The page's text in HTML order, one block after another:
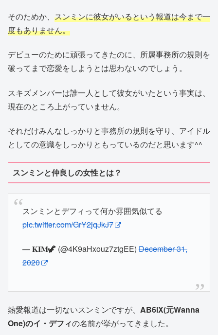
そのためか、 スンミンに彼女がいるという報道は今まで一
度もありません。
デビューのために頑張ってきたのに、所属事務所の規則を
破ってまで恋愛をしようとは思わないのでしょう。
スキズメンバーは誰一人として彼女がいたという事実は、
現在のところ上がっていません。
それだけみんなしっかりと事務所の規則を守り、アイドル
としての意識をしっかりともっているのだと思います^^
スンミンと仲良しの女性とは？
スンミンとデフィって何か雰囲気似てる
pic.twitter.com/GrY2jqJkJ7
— 𝐊𝐈𝐌🦖 (@4K9aHxouz7ztgEE)December 31,
2020
熱愛報道は一切ないスンミンですが、 AB6IX(元Wanna
One)のイ・デフィの名前が挙がってきました。